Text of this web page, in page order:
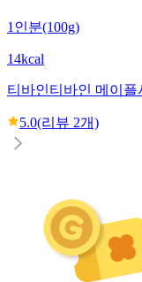
1인분(100g)
14kcal
티바인티바인 메이플
5.0(리뷰 2개)